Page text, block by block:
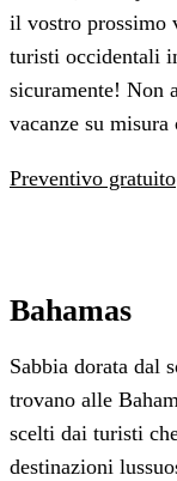
il vostro prossimo
turisti occidentali
sicuramente! Non
vacanze su
Preventivo gratuito
Bahamas
Sabbia dorata dal
trovano alle
scelti dai turisti
destinazioni